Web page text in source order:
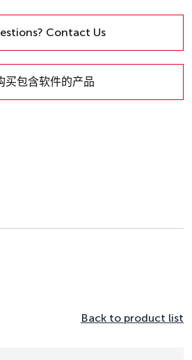
Contact Us
买包含软件的产品
Back to product list